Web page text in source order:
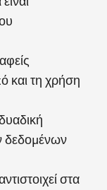
και τη χρήση
δεδομένων
στα